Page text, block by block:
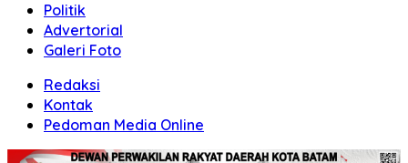
Politik
Advertorial
Galeri Foto
Redaksi
Kontak
Pedoman Media Online